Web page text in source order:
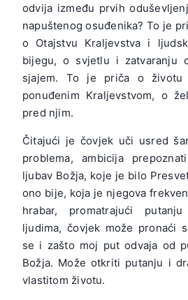
odvija između prvih
napuštenog osuđenika? To je
o Otajstvu Kraljevstva i
bijegu, o svjetlu i zatvaranju
sjajem. To je priča o
ponuđenim Kraljevstvom, o
pred njim.
Čitajući je čovjek uči usred
problema, ambicija
ljubav Božja, koje je bilo
ono bije, koja je njegova
hrabar, promatrajući
ljudima, čovjek može pronaći
se i zašto moj put odvaja od
Božja. Može otkriti putanju i
vlastitom životu.